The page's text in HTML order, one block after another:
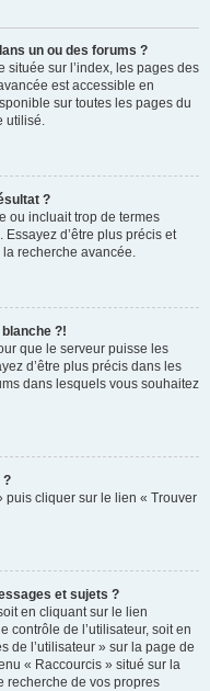
un ou des forums ?
sur l’index, les pages des
est accessible en
sur toutes les pages du
utilisé.
?
ou incluait trop de termes
d’être plus précis et
recherche avancée.
?!
que le serveur puisse les
d’être plus précis dans les
dans lesquels vous souhaitez
?
puis cliquer sur le lien « Trouver
et sujets ?
en cliquant sur le lien
contrôle de l’utilisateur, soit en
de l’utilisateur » sur la page de
« Raccourcis » situé sur la
recherche de vos propres